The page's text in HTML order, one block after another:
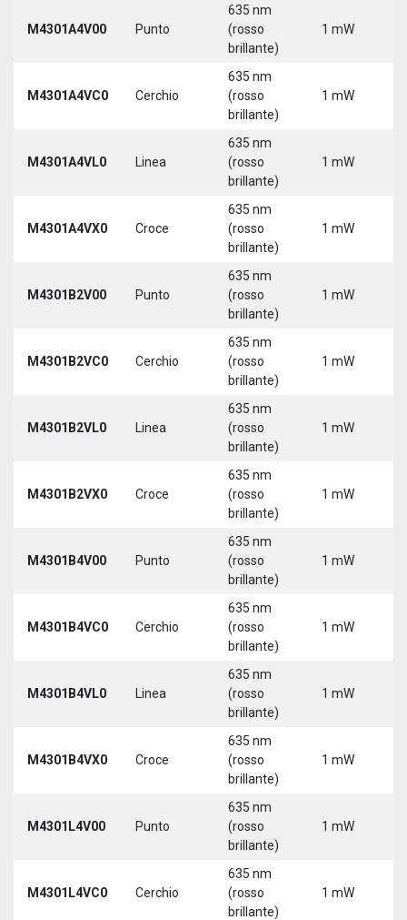
M4301A4V00 Punto
635 nm
(rosso
brillante)
1 mW
M4301A4VC0 Cerchio
635 nm
(rosso
brillante)
1 mW
M4301A4VL0 Linea
635 nm
(rosso
brillante)
1 mW
M4301A4VX0 Croce
635 nm
(rosso
brillante)
1 mW
M4301B2V00 Punto
635 nm
(rosso
brillante)
1 mW
M4301B2VC0 Cerchio
635 nm
(rosso
brillante)
1 mW
M4301B2VL0 Linea
635 nm
(rosso
brillante)
1 mW
M4301B2VX0 Croce
635 nm
(rosso
brillante)
1 mW
M4301B4V00 Punto
635 nm
(rosso
brillante)
1 mW
M4301B4VC0 Cerchio
635 nm
(rosso
brillante)
1 mW
M4301B4VL0 Linea
635 nm
(rosso
brillante)
1 mW
M4301B4VX0 Croce
635 nm
(rosso
brillante)
1 mW
M4301L4V00 Punto
635 nm
(rosso
brillante)
1 mW
M4301L4VC0 Cerchio
635 nm
(rosso
brillante)
1 mW